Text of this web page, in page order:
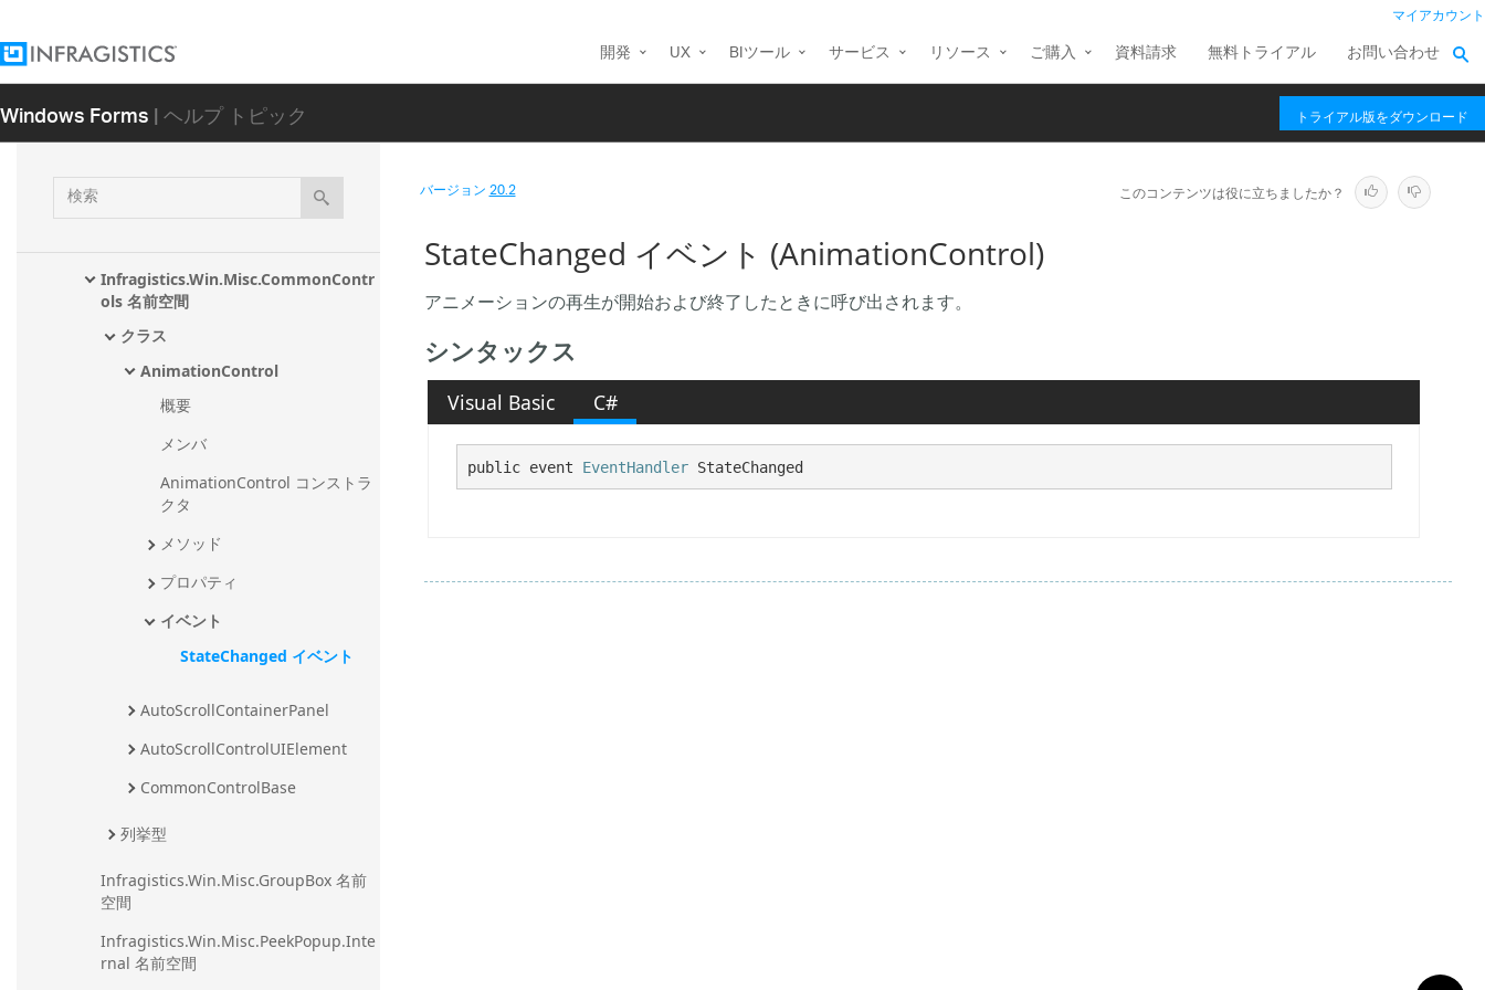
マイアカウント
開発 UX BIツール サービス リソース ご購入 資料請求 無料トライアル お問い合わせ
Windows Forms| ヘルプ トピック トライアル版をダウンロード
検
索
Infragistics.Win アセンブリ
Infragistics.Win.Misc アセンブリ
Infragistics.Win.Design 名前空間
Infragistics.Win.FormattedLinkLabel
Infragistics.Win.Misc.CommonContr
ols 名前空間
クラス
AnimationControl
概要
メンバ
AnimationControl コンストラ
クタ
メソッド
プロパティ
イベント
StateChanged イベント
AutoScrollContainerPanel
AutoScrollControlUIElement
CommonControlBase
列挙型
Infragistics.Win.Misc.GroupBox 名前
空間
Infragistics.Win.Misc.PeekPopup.Inte
rnal 名前空間
バージョン20.2 このコンテンツは役に立ちましたか？
StateChanged イベント (AnimationControl)
アニメーションの再生が開始および終了したときに呼び出されます。
シンタックス
Visual Basic C#
public event EventHandler StateChanged